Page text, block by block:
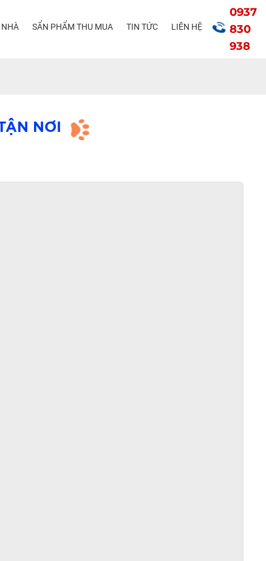
NHÀ SẨN PHẨM THU MUA TIN TỨC LIÊN HỆ
0937
830
938
NƠI